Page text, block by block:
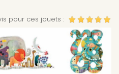
pour ces jouets :